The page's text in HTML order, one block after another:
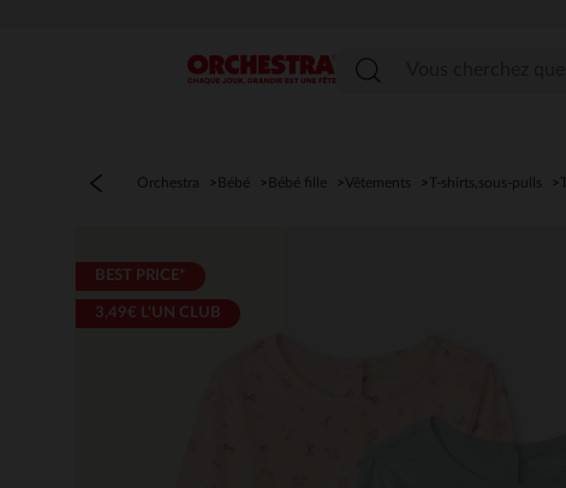
Menu
Orchestra Bébé Bébé fille Vêtements T-shirts,sous-pulls
BEST PRICE*
3,49€ L'UN CLUB